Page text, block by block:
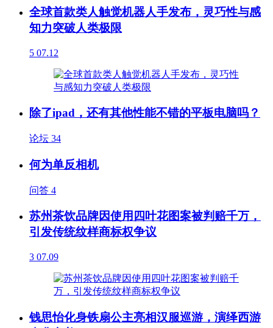
全球首款类人触觉机器人手发布，灵巧性与感
知力突破人类极限
5 07.12
除了ipad，还有其他性能不错的平板电脑吗？
论坛 34
何为单反相机
问答 4
苏州茶饮品牌因使用四叶花图案被判赔千万，
引发传统纹样商标权争议
3 07.09
钱思怡化身铁扇公主亮相汉服巡游，演绎西游